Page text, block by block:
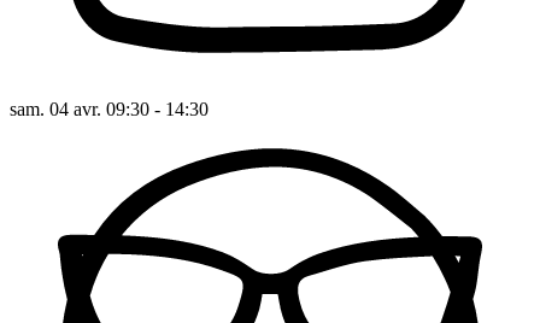
sam. 04 avr. 09:30 - 14:30